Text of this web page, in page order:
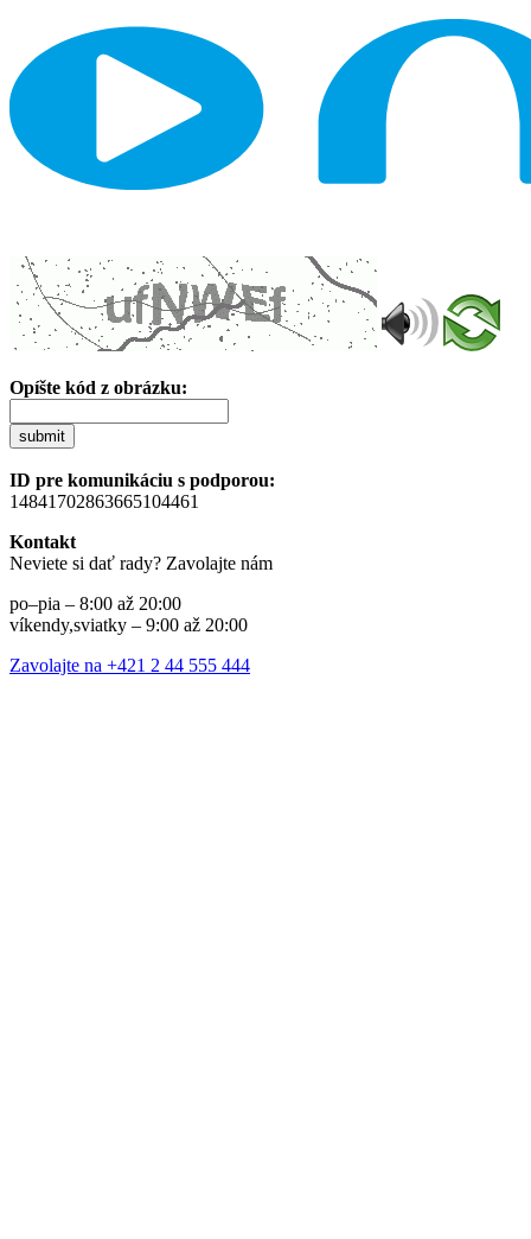
Opíšte kód z obrázku:
submit
ID pre komunikáciu s podporou:
14841702863665104461
Kontakt
Neviete si dať rady? Zavolajte nám
po–pia – 8:00 až 20:00
víkendy,sviatky – 9:00 až 20:00
Zavolajte na +421 2 44 555 444